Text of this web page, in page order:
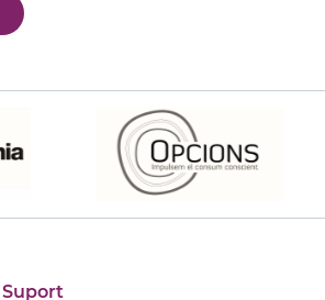
Suport